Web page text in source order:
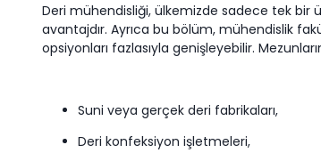
Deri mühendisliği, ülkemizde sadece tek bir
avantajdır. Ayrıca bu bölüm, mühendislik
opsiyonları fazlasıyla genişleyebilir.
Suni veya gerçek deri fabrikaları,
Deri konfeksiyon işletmeleri,